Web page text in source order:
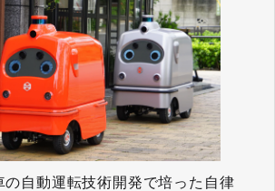
の自動運転技術開発で培った自律